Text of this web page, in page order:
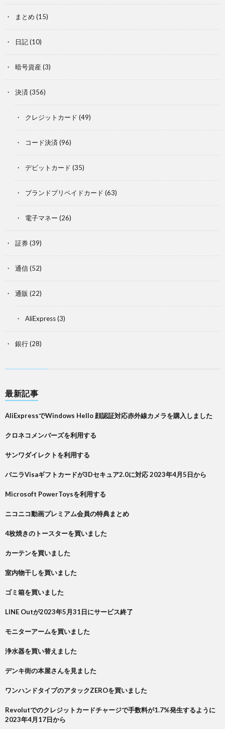
まとめ (15)
日記(10)
暗号資産 (3)
決済 (356)
クレジットカード (49)
コード決済 (96)
デビットカード (35)
ブランドプリペイドカード (63)
電子マネー (26)
証券(39)
通信(52)
通販 (22)
AliExpress(3)
銀行(28)
最新記事
AliExpressでWindows Hello 顔認証対応赤外線カメラを購入しました
クロネコメンバーズを利用する
サンワダイレクトを利用する
バニラVisaギフトカードが3Dセキュア2.0に対応 2023年4月5日から
Microsoft PowerToysを利用する
ニコニコ動画プレミアム会員の特典まとめ
4枚焼きのトースターを買いました
カーテンを買いました
室内物干しを買いました
ゴミ箱を買いました
LINE Outが2023年5月31日にサービス終了
モニターアームを買いました
浄水器を買い替えました
デンキ街の本屋さんを見ました
ワンハンドタイプのアタックZEROを買いました
Revolutでのクレジットカードチャージで手数料が1.7%発生するように
2023年4月17日から